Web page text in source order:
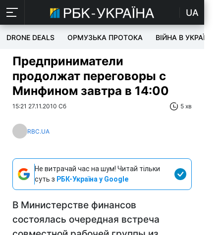
UA
DRONE DEALS ОРМУЗЬКА ПРОТОКА ВІЙНА В УКРАЇНІ
Предприниматели
продолжат переговоры с
Минфином завтра в 14:00
15:21 27.11.2010 Сб 5 хв
RBC.UA
Не витрачай час на шум! Читай тільки
суть з РБК-Україна у Google
В Министерстве финансов
состоялась очередная встреча